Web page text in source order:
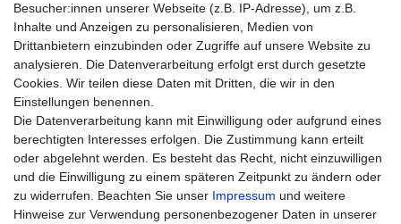
Einkaufen
Zahlungsarten
Versandarten & -kosten
Widerrufsrecht
Warenkorb
Zur Kasse
Hilfe
Besucher:innen unserer Webseite (z.B. IP-Adresse), um z.B.
Inhalte und Anzeigen zu personalisieren, Medien von
Drittanbietern einzubinden oder Zugriffe auf unsere Website zu
analysieren. Die Datenverarbeitung erfolgt erst durch gesetzte
Cookies. Wir teilen diese Daten mit Dritten, die wir in den
Einstellungen benennen.
Die Datenverarbeitung kann mit Einwilligung oder aufgrund eines
berechtigten Interesses erfolgen. Die Zustimmung kann erteilt
oder abgelehnt werden. Es besteht das Recht, nicht einzuwilligen
und die Einwilligung zu einem späteren Zeitpunkt zu ändern oder
zu widerrufen. Beachten Sie unser Impressum und weitere
Hinweise zur Verwendung personenbezogener Daten in unserer